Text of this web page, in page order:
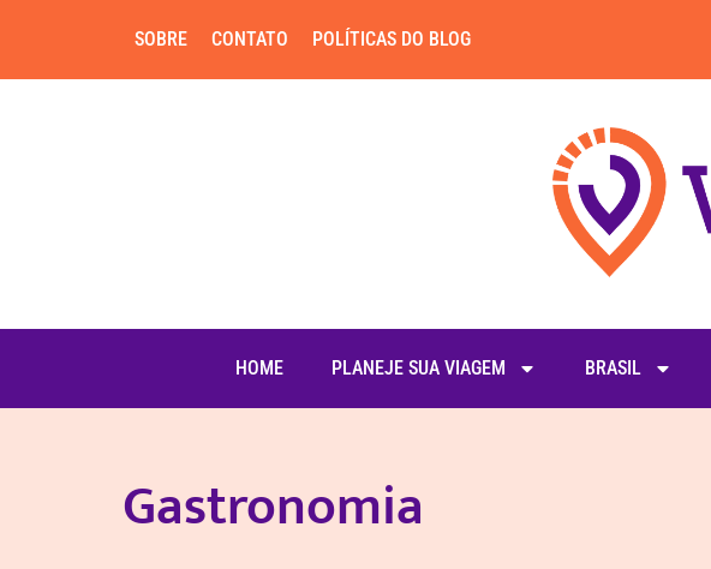
SOBRE CONTATO POLÍTICAS DO BLOG
HOME PLANEJE SUA VIAGEM BRASIL
Gastronomia